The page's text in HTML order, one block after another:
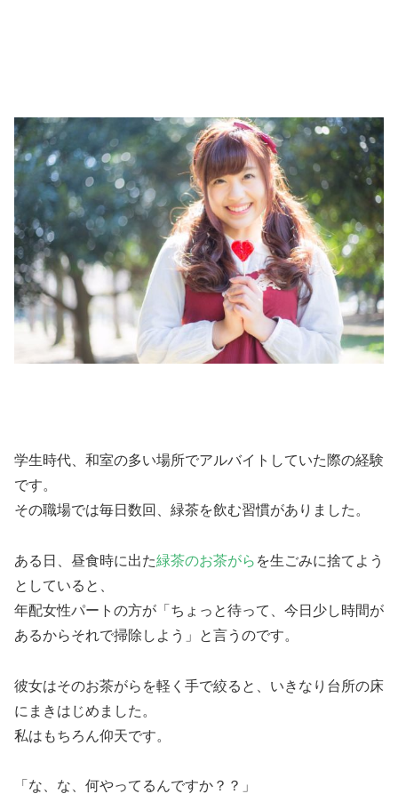
学生時代、和室の多い場所でアルバイトしていた際の経験
です。
その職場では毎日数回、緑茶を飲む習慣がありました。
ある日、昼食時に出た緑茶のお茶がら を生ごみに捨てよう
としていると、
年配女性パートの方が「ちょっと待って、今日少し時間が
あるからそれで掃除しよう 」と言うのです。
彼女はそのお茶がらを軽く手で絞ると、いきなり台所の床
にまきはじめました。
私はもちろん仰天です。
「な、な、何やってるんですか？？」